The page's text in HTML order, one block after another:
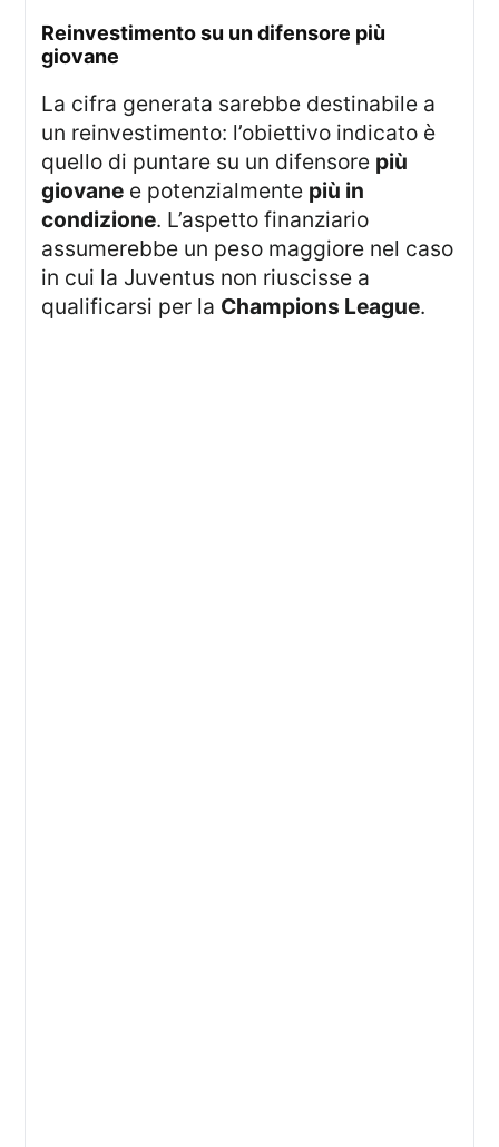
reinvestimento su un difensore più
giovane
La cifra generata sarebbe destinabile a
un reinvestimento: l’obiettivo indicato è
quello di puntare su un difensore più
giovane e potenzialmente più in
condizione. L’aspetto finanziario
assumerebbe un peso maggiore nel caso
in cui la Juventus non riuscisse a
qualificarsi per la Champions League.